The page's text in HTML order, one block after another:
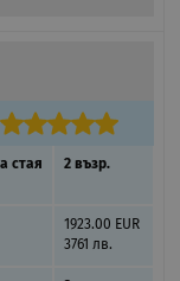
стая 2 възр.
1923.00 EUR
3761 лв.